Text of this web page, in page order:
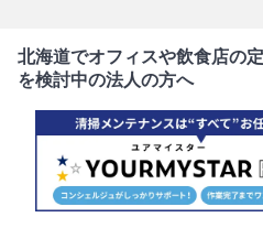
北海道でオフィスや飲食店の
を検討中の法人の方へ